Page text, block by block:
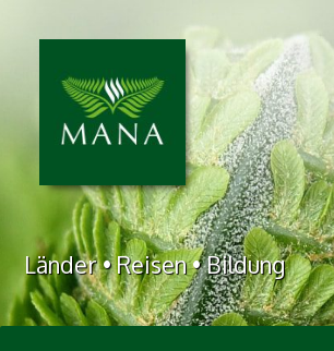
Länder • Reisen • Bildung